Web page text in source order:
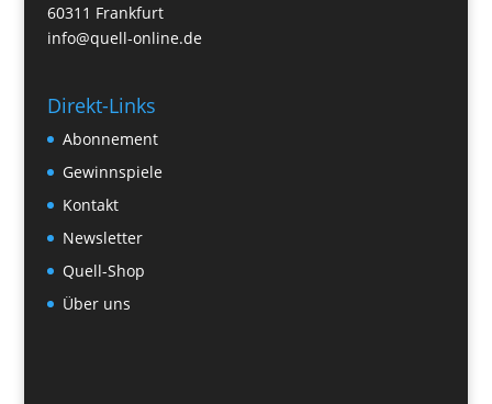
60311 Frankfurt
info@quell-online.de
Direkt-Links
Abonnement
Gewinnspiele
Kontakt
Newsletter
Quell-Shop
Über uns